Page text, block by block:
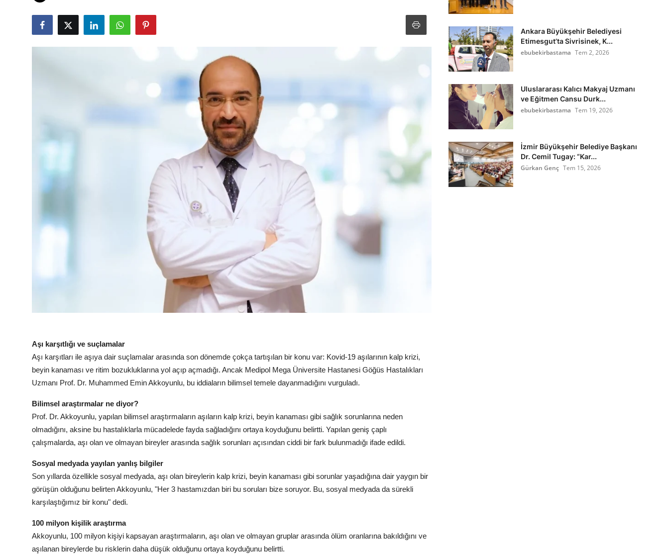
Aşı karşıtlığı ve suçlamalar
Aşı karşıtları ile aşıya dair suçlamalar arasında son dönemde çokça tartışılan bir konu var: Kovid-19 aşılarının kalp krizi,
beyin kanaması ve ritim bozukluklarına yol açıp açmadığı. Ancak Medipol Mega Üniversite Hastanesi Göğüs Hastalıkları
Uzmanı Prof. Dr. Muhammed Emin Akkoyunlu, bu iddiaların bilimsel temele dayanmadığını vurguladı.
Bilimsel araştırmalar ne diyor?
Prof. Dr. Akkoyunlu, yapılan bilimsel araştırmaların aşıların kalp krizi, beyin kanaması gibi sağlık sorunlarına neden
olmadığını, aksine bu hastalıklarla mücadelede fayda sağladığını ortaya koyduğunu belirtti. Yapılan geniş çaplı
çalışmalarda, aşı olan ve olmayan bireyler arasında sağlık sorunları açısından ciddi bir fark bulunmadığı ifade edildi.
Sosyal medyada yayılan yanlış bilgiler
Son yıllarda özellikle sosyal medyada, aşı olan bireylerin kalp krizi, beyin kanaması gibi sorunlar yaşadığına dair yaygın bir
görüşün olduğunu belirten Akkoyunlu, "Her 3 hastamızdan biri bu soruları bize soruyor. Bu, sosyal medyada da sürekli
karşılaştığımız bir konu" dedi.
100 milyon kişilik araştırma
Akkoyunlu, 100 milyon kişiyi kapsayan araştırmaların, aşı olan ve olmayan gruplar arasında ölüm oranlarına bakıldığını ve
aşılanan bireylerde bu risklerin daha düşük olduğunu ortaya koyduğunu belirtti.
Ankara Büyükşehir Belediyesi
Etimesgut’ta Sivrisinek, K...
ebubekirbastama Tem 2, 2026
Uluslararası Kalıcı Makyaj Uzmanı
ve Eğitmen Cansu Durk...
ebubekirbastama Tem 19, 2026
İzmir Büyükşehir Belediye Başkanı
Dr. Cemil Tugay: “Kar...
Gürkan Genç Tem 15, 2026